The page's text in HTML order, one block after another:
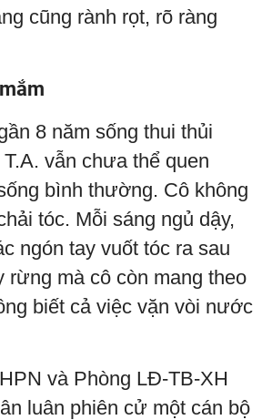
cũng rành rọt, rõ ràng
8 năm sống thui thủi
vẫn chưa thể quen
bình thường. Cô không
tóc. Mỗi sáng ngủ dậy,
ngón tay vuốt tóc ra sau
rừng mà cô còn mang theo
biết cả việc vặn vòi nước
và Phòng LĐ-TB-XH
luân phiên cử một cán bộ